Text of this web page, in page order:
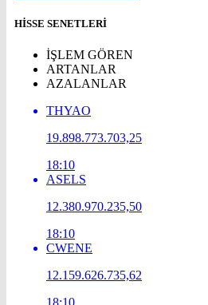
HİSSE SENETLERİ
İŞLEM GÖREN
ARTANLAR
AZALANLAR
THYAO
19.898.773.703,25
18:10
ASELS
12.380.970.235,50
18:10
CWENE
12.159.626.735,62